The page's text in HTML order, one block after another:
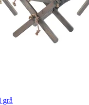
grå